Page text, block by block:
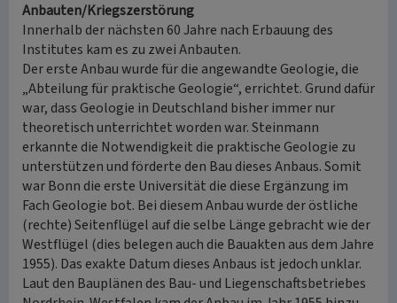
Anbauten/Kriegszerstörung
Innerhalb der nächsten 60 Jahre nach Erbauung des
Institutes kam es zu zwei Anbauten.
Der erste Anbau wurde für die angewandte Geologie, die
„Abteilung für praktische Geologie“, errichtet. Grund dafür
war, dass Geologie in Deutschland bisher immer nur
theoretisch unterrichtet worden war. Steinmann
erkannte die Notwendigkeit die praktische Geologie zu
unterstützen und förderte den Bau dieses Anbaus. Somit
war Bonn die erste Universität die diese Ergänzung im
Fach Geologie bot. Bei diesem Anbau wurde der östliche
(rechte) Seitenflügel auf die selbe Länge gebracht wie der
Westflügel (dies belegen auch die Bauakten aus dem Jahre
1955). Das exakte Datum dieses Anbaus ist jedoch unklar.
Laut den Bauplänen des Bau- und Liegenschaftsbetriebes